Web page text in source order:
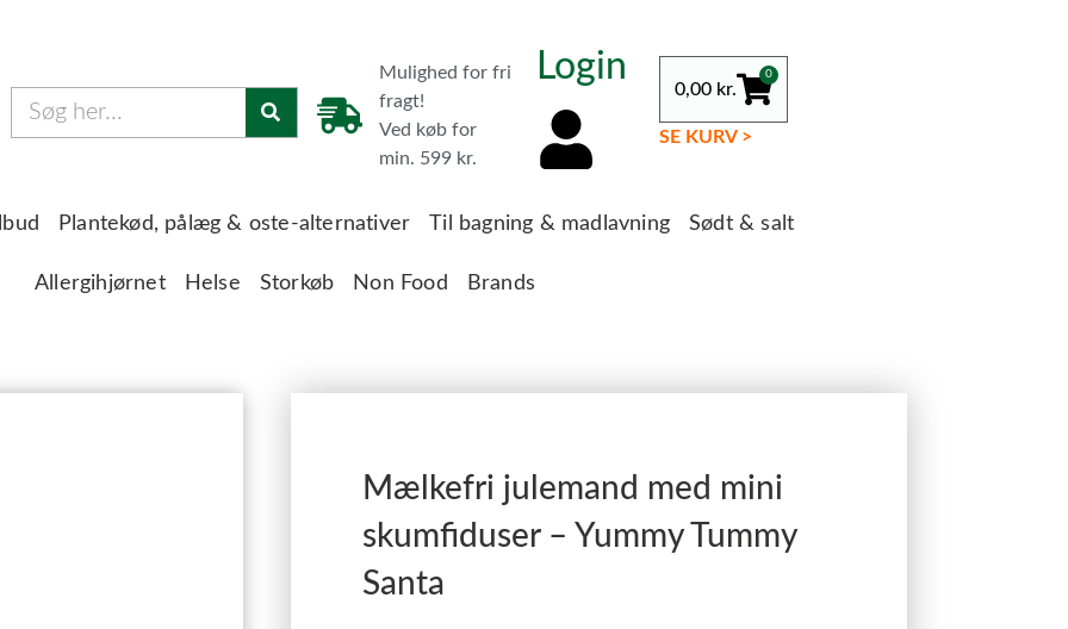
Mulighed for fri
fragt!
Ved køb for
min. 599 kr.
Login
0,00 kr.
0
SE KURV >
Plantekød, pålæg & oste-alternativer Til bagning & madlavning Sødt & salt
Allergihjørnet Helse Storkøb Non Food Brands
Mælkefri julemand med mini
skumfiduser – Yummy Tummy
Santa